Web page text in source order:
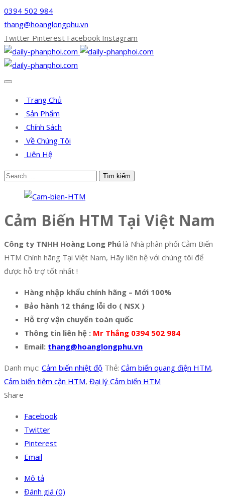
0394 502 984
thang@hoanglongphu.vn
Twitter Pinterest Facebook Instagram
Trang Chủ
Sản Phẩm
Chính Sách
Về Chúng Tôi
Liên Hệ
Cảm Biến HTM Tại Việt Nam
Công ty TNHH Hoàng Long Phú là Nhà phân phối Cảm Biến
HTM Chính hãng Tại Việt Nam, Hãy liên hệ với chúng tôi để
được hỗ trợ tốt nhất !
Hàng nhập khẩu chính hãng – Mới 100%
Bảo hành 12 tháng lỗi do ( NSX )
Hỗ trợ vận chuyển toàn quốc
Thông tin liên hệ : Mr Thắng 0394 502 984
Email: thang@hoanglongphu.vn
Danh mục: Cảm biến nhiệt độ Thẻ: Cảm biến quang điện HTM,
Cảm biến tiệm cận HTM, Đại lý Cảm biến HTM
Share
Facebook
Twitter
Pinterest
Email
Mô tả
Đánh giá (0)